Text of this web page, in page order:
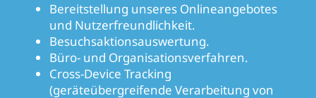
Bereitstellung unseres Onlineangebotes
und Nutzerfreundlichkeit.
Besuchsaktionsauswertung.
Büro- und Organisationsverfahren.
Cross-Device Tracking
(geräteübergreifende Verarbeitung von